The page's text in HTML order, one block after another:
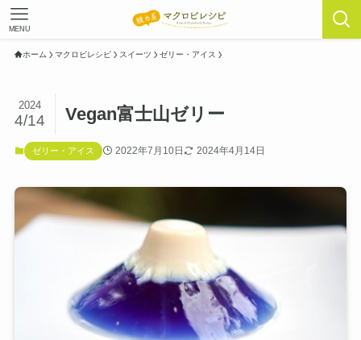
MENU
ホーム マクロビレシピ スイーツ ゼリー・アイス
Vegan富士山ゼリー
2024
4/14
ゼリー・アイス 2022年7月10日 2024年4月14日